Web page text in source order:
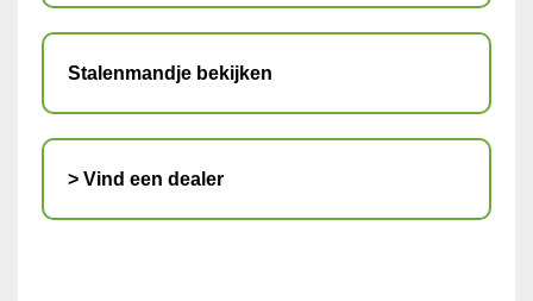
Stalenmandje bekijken
> Vind een dealer